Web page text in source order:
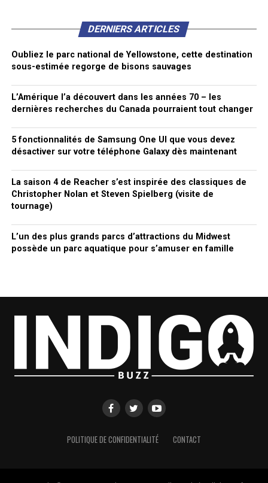
DERNIERS ARTICLES
Oubliez le parc national de Yellowstone, cette destination
sous-estimée regorge de bisons sauvages
L’Amérique l’a découvert dans les années 70 – les
dernières recherches du Canada pourraient tout changer
5 fonctionnalités de Samsung One UI que vous devez
désactiver sur votre téléphone Galaxy dès maintenant
La saison 4 de Reacher s’est inspirée des classiques de
Christopher Nolan et Steven Spielberg (visite de
tournage)
L’un des plus grands parcs d’attractions du Midwest
possède un parc aquatique pour s’amuser en famille
POLITIQUE DE CONFIDENTIALITÉ CONTACT